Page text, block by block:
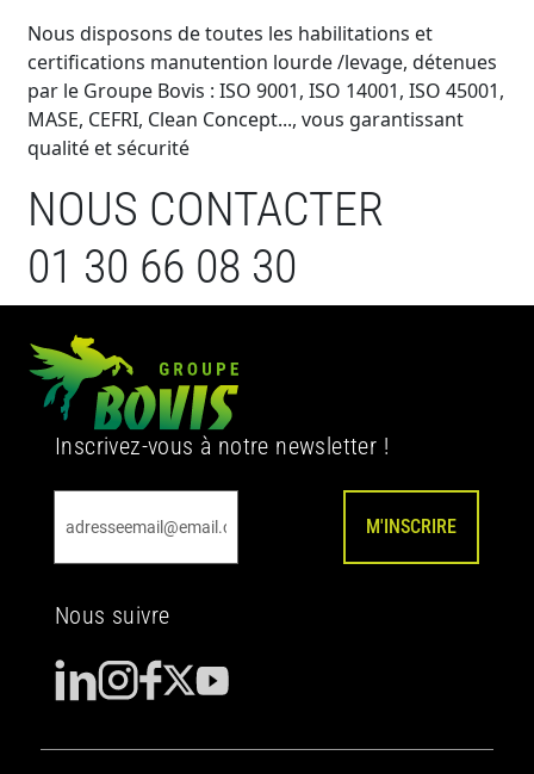
Nous disposons de toutes les habilitations et
certifications manutention lourde /levage, détenues
par le Groupe Bovis : ISO 9001, ISO 14001, ISO 45001,
MASE, CEFRI, Clean Concept..., vous garantissant
qualité et sécurité
NOUS CONTACTER
01 30 66 08 30
Inscrivez-vous à notre newsletter !
M'INSCRIRE
Nous suivre